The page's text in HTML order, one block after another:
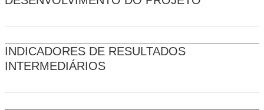
INDICADORES DE RESULTADOS
INTERMEDIÁRIOS